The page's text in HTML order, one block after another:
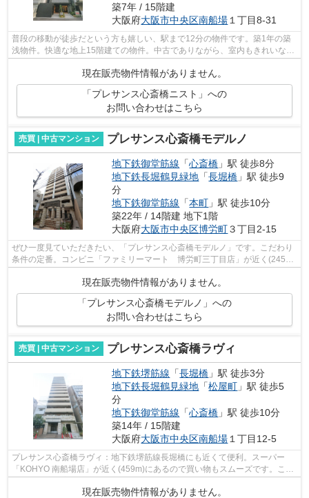
築7年 / 15階建
大阪府大阪市中央区南船場 １丁目8-31
普段の移動が徒歩だという方も嬉しい、駅まで12分の物件です。築1年の築
浅物件。快適な地上15階建ての物件。中古でありながら、室内もきれいな一
押しのマンションとなっています。当社...
現在販売物件情報がありません。
「プレサンス心斎橋ニスト」への
お問い合わせはこちら
売買 | 中古マンション プレサンス心斎橋モデルノ
地下鉄御堂筋線 「心斎橋 」駅 徒歩8分
地下鉄長堀鶴見緑地 「長堀橋 」駅 徒歩9
分
地下鉄御堂筋線 「本町 」駅 徒歩10分
築22年 / 14階建 地下1階
大阪府大阪市中央区博労町３丁目2-15
ぜひ一度見ていただきたい、「プレサンス心斎橋モデルノ」です。こだわり
条件の定番。コンビニ「ファミリーマート 博労町三丁目店」が近く(245m)
現在販売物件情報がありません。
「プレサンス心斎橋モデルノ」への
お問い合わせはこちら
売買 | 中古マンション プレサンス心斎橋ラヴィ
地下鉄堺筋線 「長堀橋 」駅 徒歩3分
地下鉄長堀鶴見緑地 「松屋町 」駅 徒歩5
分
地下鉄御堂筋線 「心斎橋 」駅 徒歩10分
築14年 / 15階建
大阪府大阪市中央区南船場 １丁目12-5
プレサンス心斎橋ラヴィ：地下鉄堺筋線長堀橋にも近くて便利。スーパー
「KOHYO 南船場店」が近く(459m)にあるので買い物もスムーズです。この
現在販売物件情報がありません。